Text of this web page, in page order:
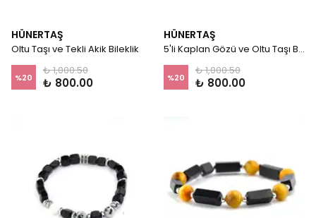
HÜNERTAŞ
Oltu Taşı ve Tekli Akik Bileklik
%20
₺ 1,000.50
₺ 800.00
HÜNERTAŞ
5'li Kaplan Gözü ve Oltu Taşı Bileklik
%20
₺ 1,000.50
₺ 800.00